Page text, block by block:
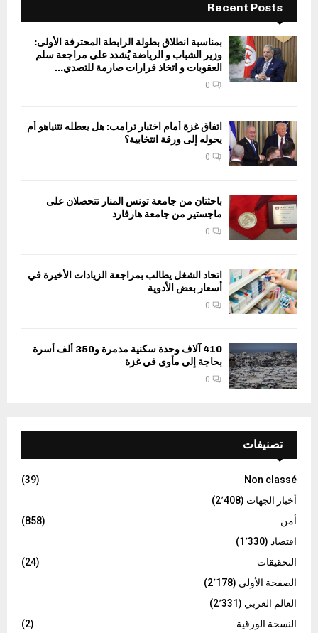
Recent Posts
بمناسبة انطلاق بطولة الرابطة المحترفة الأولى:
وزير الشباب و الرياضة يُشدد على مراجعة سلم
العقوبات و اتخاذ قرارات صارمة للتصدي...
0
اتفاق غزة أمام اختبار ترامب: هل يعطله نتنياهو أم
يحوله إلى ورقة انتخابية؟
0
باحثتان من جامعة تونس المنار تتحصلان على
ماجستير من جامعة هارفارد
0
اتحاد الشغل يطالب بمراجعة الزيادات الأخيرة في
أسعار بعض الأدوية
0
410 آلاف وحدة سكنية مدمرة و350 ألف أسرة
بحاجة إلى مأوى في غزة
0
تصنيفات
Non classé
(39)
أخبار الجهات (2٬408)
أمن
(858)
اقتصاد (1٬330)
التحقيقات
(24)
الصفحة الأولى (2٬178)
العالم العربي (2٬331)
النسخة الورقية
(2)